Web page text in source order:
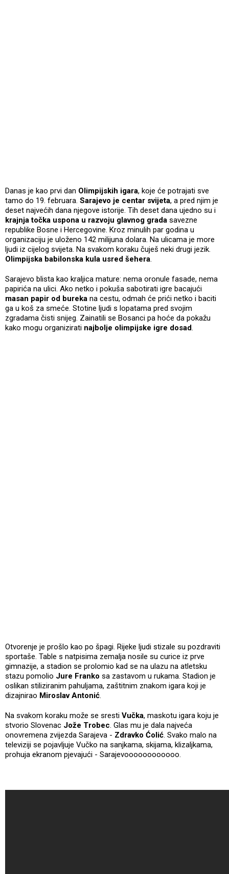
Danas je kao prvi dan Olimpijskih igara, koje će potrajati sve
tamo do 19. februara. Sarajevo je centar svijeta, a pred njim je
deset najvećih dana njegove istorije. Tih deset dana ujedno su i
krajnja točka uspona u razvoju glavnog grada savezne
republike Bosne i Hercegovine. Kroz minulih par godina u
organizaciju je uloženo 142 milijuna dolara. Na ulicama je more
ljudi iz cijelog svijeta. Na svakom koraku čuješ neki drugi jezik.
Olimpijska babilonska kula usred šehera.
Sarajevo blista kao kraljica mature: nema oronule fasade, nema
papirića na ulici. Ako netko i pokuša sabotirati igre bacajući
masan papir od bureka na cestu, odmah će prići netko i baciti
ga u koš za smeće. Stotine ljudi s lopatama pred svojim
zgradama čisti snijeg. Zainatili se Bosanci pa hoće da pokažu
kako mogu organizirati najbolje olimpijske igre dosad.
Otvorenje je prošlo kao po špagi. Rijeke ljudi stizale su pozdraviti
sportaše. Table s natpisima zemalja nosile su curice iz prve
gimnazije, a stadion se prolomio kad se na ulazu na atletsku
stazu pomolio Jure Franko sa zastavom u rukama. Stadion je
oslikan stiliziranim pahuljama, zaštitnim znakom igara koji je
dizajnirao Miroslav Antonić.
Na svakom koraku može se sresti Vučka, maskotu igara koju je
stvorio Slovenac Jože Trobec. Glas mu je dala najveća
onovremena zvijezda Sarajeva - Zdravko Ćolić. Svako malo na
televiziji se pojavljuje Vučko na sanjkama, skijama, klizaljkama,
prohuja ekranom pjevajući - Sarajevoooooooooooo.